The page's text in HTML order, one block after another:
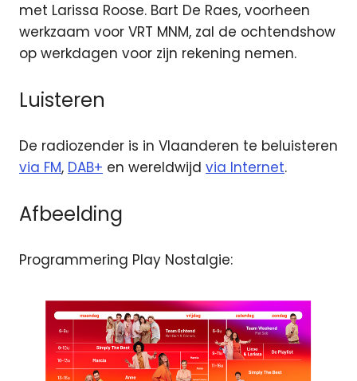
met Larissa Roose. Bart De Raes, voorheen
werkzaam voor VRT MNM, zal de ochtendshow
op werkdagen voor zijn rekening nemen.
Luisteren
De radiozender is in Vlaanderen te beluisteren
via FM, DAB+ en wereldwijd via Internet.
Afbeelding
Programmering Play Nostalgie: